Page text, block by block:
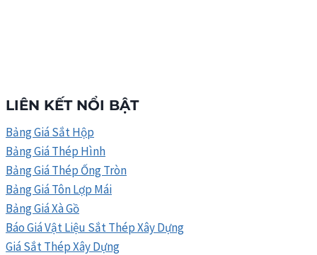
LIÊN KẾT NỔI BẬT
Bảng Giá Sắt Hộp
Bảng Giá Thép Hình
Bảng Giá Thép Ống Tròn
Bảng Giá Tôn Lợp Mái
Bảng Giá Xà Gồ
Báo Giá Vật Liệu Sắt Thép Xây Dựng
Giá Sắt Thép Xây Dựng